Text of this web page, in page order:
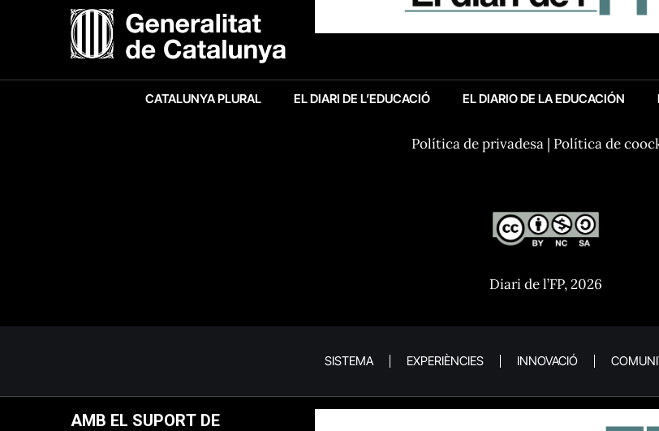
CATALUNYA PLURAL EL DIARI DE L’EDUCACIÓ EL DIARIO DE LA EDUCACIÓN
Política de privadesa| Política de
Diari de l’FP, 2026
SISTEMA EXPERIÈNCIES INNOVACIÓ
AMB EL SUPORT DE